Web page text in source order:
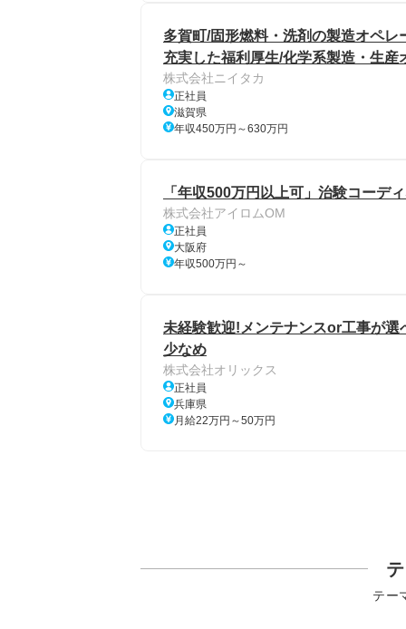
多賀町/固形燃料・洗剤の製造オペ
充実した福利厚生/化学系製造・生産
株式会社ニイタカ
正社員
滋賀県
年収450万円～630万円
「年収500万円以上可」治験コーデ
株式会社アイロムOM
正社員
大阪府
年収500万円～
未経験歓迎!メンテナンスor工事が
少なめ
株式会社オリックス
正社員
兵庫県
月給22万円～50万円
テー